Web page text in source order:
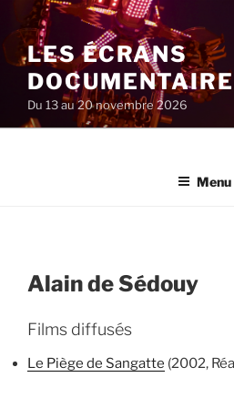
au
contenu
principal
LES ÉCRANS
Du 13 au 20 novembre 2026
Menu
Alain de Sédouy
Films diffusés
Le Piège de Sangatte (2002,